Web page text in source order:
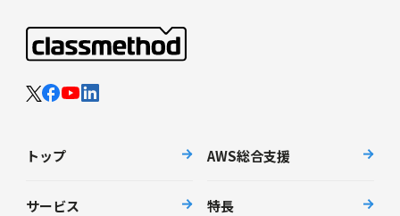
トップ AWS総合支援
サービス 特長